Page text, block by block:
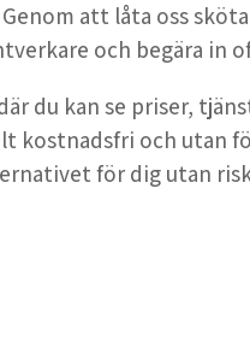
att låta oss
och begära in
du kan se priser,
kostnadsfri och utan
för dig utan